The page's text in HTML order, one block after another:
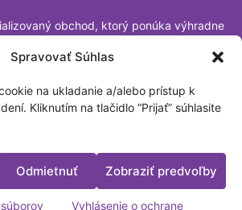
Spravovať Súhlas
na ukladanie a/alebo prístup k
Kliknutím na tlačidlo “Prijať” súhlasite
Odmietnuť Zobraziť predvoľby
Vyhlásenie o ochrane
obchod, ktorý ponúka výhradne
už viac ako 30 rokov a sme
podľa ISO/IEC 17025:2017.
spol. s.r.o. Nová Trnavská 913
31440061